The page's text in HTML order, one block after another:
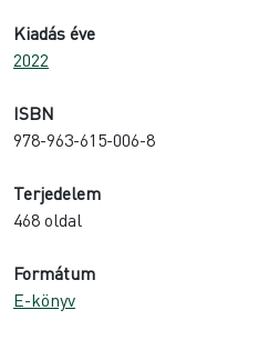
Kiadás éve
2022
ISBN
978-963-615-006-8
Terjedelem
468 oldal
Formátum
E-könyv